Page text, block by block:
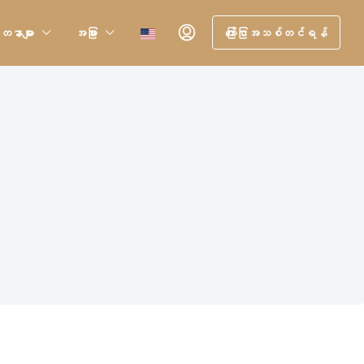
နာများ အခြား ကြော်ငြာအသစ်တင်ရန်